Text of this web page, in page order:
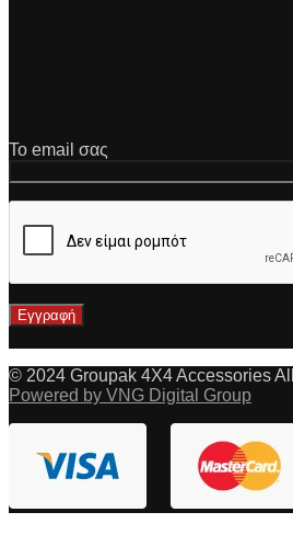
Το email σας
© 2024 Groupak 4X4 Accessories
Powered by VNG Digital Group